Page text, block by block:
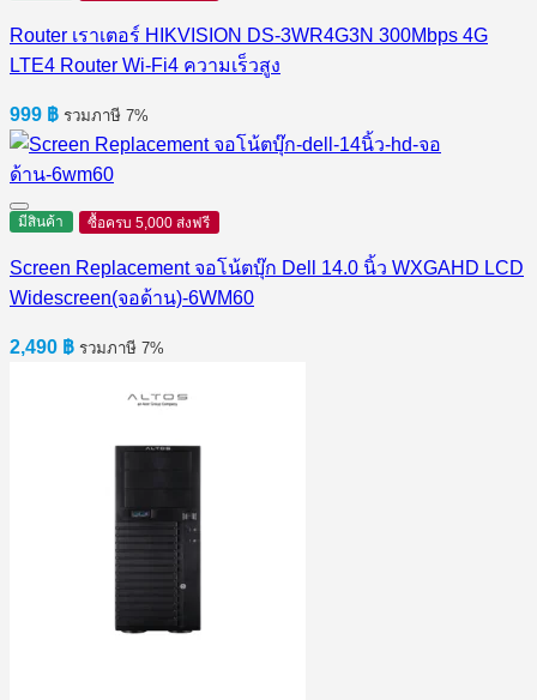
Router เราเตอร์ HIKVISION DS-3WR4G3N 300Mbps 4G
LTE4 Router Wi-Fi4 ความเร็วสูง
999 ฿ รวมภาษี 7%
มีสินค้า ซื้อครบ 5,000 ส่งฟรี
Screen Replacement จอโน้ตบุ๊ก Dell 14.0 นิ้ว WXGAHD LCD
Widescreen(จอด้าน)-6WM60
2,490 ฿ รวมภาษี 7%